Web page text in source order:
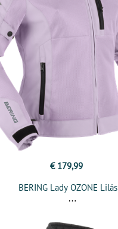
€ 179,99
BERING Lady OZONE Lilás